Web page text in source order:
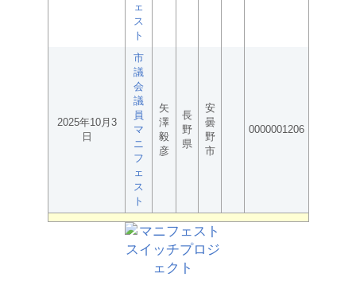
ェ
ス
ト
2025年10月3
日
市
議
会
議
員
マ
ニ
フ
ェ
ス
ト
矢
澤
毅
彦
長
野
県
安
曇
野
市
0000001206